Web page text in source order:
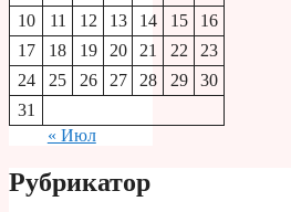
10
11 12 13 14 15
16
17
18 19 20 21 22
23
24
25 26 27 28 29
30
31
« Июл
Рубрикатор